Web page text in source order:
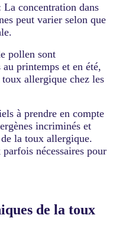
La concentration dans
peut varier selon que
pollen sont
printemps et en été,
allergique chez les
à prendre en compte
incriminés et
la toux allergique.
nécessaires pour
de la toux